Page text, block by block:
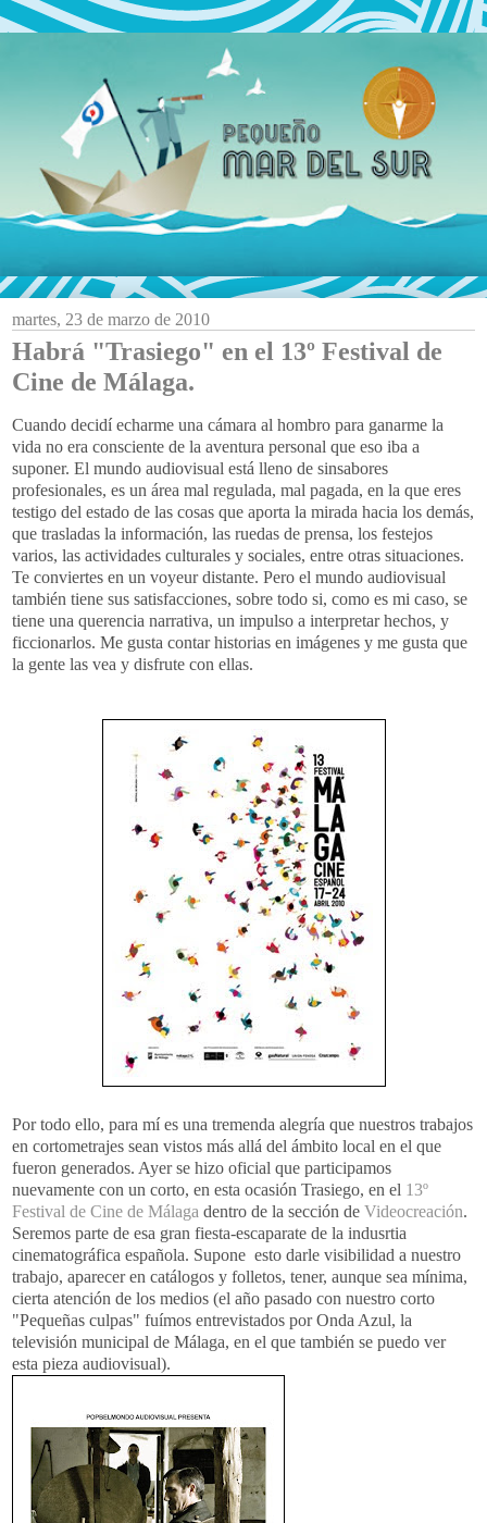
martes, 23 de marzo de 2010
Habrá "Trasiego" en el 13º Festival de
Cine de Málaga.
Cuando decidí echarme una cámara al hombro para ganarme la
vida no era consciente de la aventura personal que eso iba a
suponer. El mundo audiovisual está lleno de sinsabores
profesionales, es un área mal regulada, mal pagada, en la que eres
testigo del estado de las cosas que aporta la mirada hacia los demás,
que trasladas la información, las ruedas de prensa, los festejos
varios, las actividades culturales y sociales, entre otras situaciones.
Te conviertes en un voyeur distante. Pero el mundo audiovisual
también tiene sus satisfacciones, sobre todo si, como es mi caso, se
tiene una querencia narrativa, un impulso a interpretar hechos, y
ficcionarlos. Me gusta contar historias en imágenes y me gusta que
la gente las vea y disfrute con ellas.
Por todo ello, para mí es una tremenda alegría que nuestros trabajos
en cortometrajes sean vistos más allá del ámbito local en el que
fueron generados. Ayer se hizo oficial que participamos
nuevamente con un corto, en esta ocasión Trasiego, en el 13º
Festival de Cine de Málaga dentro de la sección de Videocreación.
Seremos parte de esa gran fiesta-escaparate de la indusrtia
cinematográfica española. Supone esto darle visibilidad a nuestro
trabajo, aparecer en catálogos y folletos, tener, aunque sea mínima,
cierta atención de los medios (el año pasado con nuestro corto
"Pequeñas culpas" fuímos entrevistados por Onda Azul, la
televisión municipal de Málaga, en el que también se puedo ver
esta pieza audiovisual).